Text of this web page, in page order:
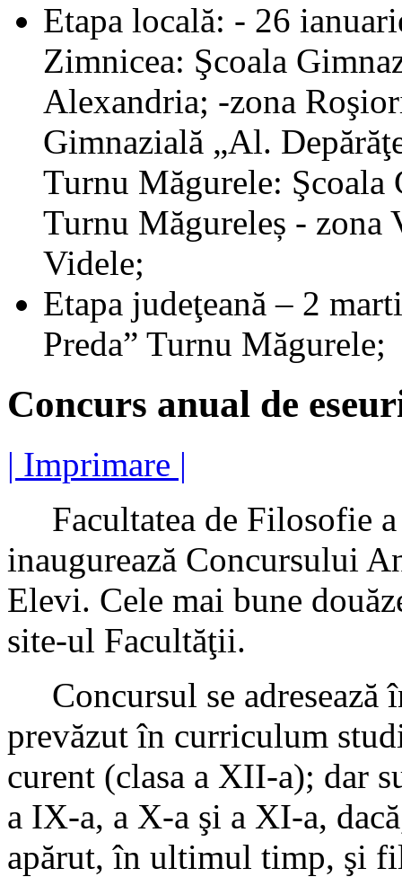
Etapa locală: - 26
Zimnicea: Şcoala
Alexandria; -zona
Gimnazială „Al.
Turnu Măgurele: Şcoala
Turnu Măgureleș - zona
Videle;
Etapa judeţeană – 2
Preda” Turnu Măgurele;
Concurs anual de
| Imprimare |
Facultatea de Filosofie
inaugurează Concursului
Elevi. Cele mai bune
site-ul Facultăţii.
Concursul se adresează
prevăzut în curriculum
curent (clasa a XII-a); dar
a IX-a, a X-a şi a XI-a,
apărut, în ultimul timp, şi